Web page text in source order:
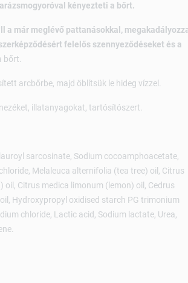
kényezteti a bőrt.
a már meglévő pattanásokkal,
felelős szennyeződéseket és a
bőrt.
arcbőrbe, majd öblítsük le hideg vízzel.
illatanyagokat, tartósítószert.
sarcosinate, Sodium cocoamphoacetate,
Melaleuca alternifolia (tea tree) oil, Citrus
Citrus medica limonum (lemon) oil, Cedrus
Hydroxypropyl oxidised starch PG trimonium
chloride, Lactic acid, Sodium lactate, Urea,